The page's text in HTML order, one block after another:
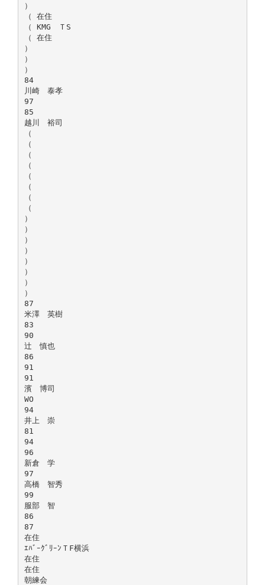
）
（ 在住
（ KMG ＴS
（ 在住
）
）
）
84
川崎 泰孝
97
85
越川 裕司
（
（
（
（
（
（
（
（
）
）
）
）
）
）
）
）
87
米澤 英樹
83
90
辻 慎也
86
91
91
濱 博司
WO
94
井上 崇
81
94
96
新倉 学
97
高橋 智秀
99
服部 智
86
87
在住
ｴﾊﾞｰｸﾞﾘｰﾝＴF横浜
在住
在住
朝練会